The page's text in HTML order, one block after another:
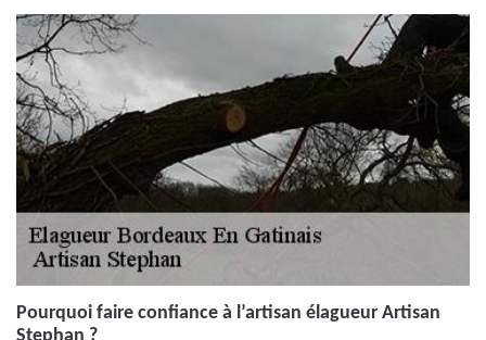
Pourquoi faire confiance à l’artisan élagueur Artisan